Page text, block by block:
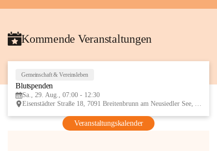
Kommende Veranstaltungen
Gemeinschaft & Vereinsleben
Blutspenden
Sa., 29. Aug., 07:00 - 12:30
Eisenstädter Straße 18, 7091 Breitenbrunn am Neusiedler See, AUT
Veranstaltungskalender